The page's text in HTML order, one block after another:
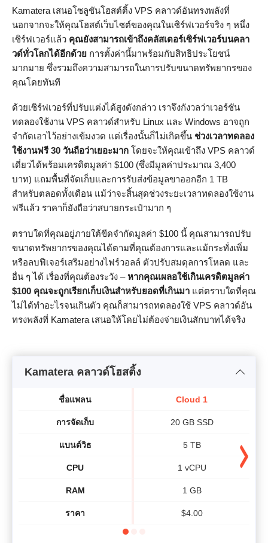
Kamatera เสนอโซลูชันโฮสต์ติ้ง VPS คลาวด์อันทรงพลังที่
นอกจากจะให้คุณโฮสต์เว็บไซต์ของคุณในเซิร์ฟเวอร์จริง ๆ หนึ่ง
เซิร์ฟเวอร์แล้ว คุณยังสามารถเข้าถึงคลัสเตอร์เซิร์ฟเวอร์บนคลา
วด์ทั่วโลกได้อีกด้วย การตั้งค่านี้มาพร้อมกับสิทธิประโยชน์
มากมาย ซึ่งรวมถึงความสามารถในการปรับขนาดทรัพยากรของ
คุณโดยทันที
ด้วยเซิร์ฟเวอร์ที่ปรับแต่งได้สูงดังกล่าว เราจึงกังวลว่าเวอร์ชัน
ทดลองใช้งาน VPS คลาวด์สำหรับ Linux และ Windows อาจถูก
จำกัดเอาไว้อย่างเข้มงวด แต่เรื่องนั้นก็ไม่เกิดขึ้น ช่วงเวลาทดลอง
ใช้งานฟรี 30 วันถือว่าเยอะมาก โดยจะให้คุณเข้าถึง VPS คลาวด์
เดี่ยวได้พร้อมเครดิตมูลค่า $100 (ซึ่งมีมูลค่าประมาณ 3,400
บาท) แถมพื้นที่จัดเก็บและการรับส่งข้อมูลขาออกอีก 1 TB
สำหรับตลอดทั้งเดือน แม้ว่าจะสิ้นสุดช่วงระยะเวลาทดลองใช้งาน
ฟรีแล้ว ราคาก็ยังถือว่าสบายกระเป๋ามาก ๆ
ตราบใดที่คุณอยู่ภายใต้ขีดจำกัดมูลค่า $100 นี้ คุณสามารถปรับ
ขนาดทรัพยากรของคุณได้ตามที่คุณต้องการและแม้กระทั่งเพิ่ม
หรือลบฟีเจอร์เสริมอย่างไฟร์วอลล์ ตัวปรับสมดุลการโหลด และ
อื่น ๆ ได้ เรื่องที่คุณต้องระวัง –หากคุณเผลอใช้เกินเครดิตมูลค่า
$100 คุณจะถูกเรียกเก็บเงินสำหรับยอดที่เกินมา แต่ตราบใดที่คุณ
ไม่ได้ทำอะไรจนเกินตัว คุณก็สามารถทดลองใช้ VPS คลาวด์อัน
ทรงพลังที่ Kamatera เสนอให้โดยไม่ต้องจ่ายเงินสักบาทได้จริง
Kamatera คลาวด์โฮสติ้ง
ชื่อแพลน
การจัดเก็บ
แบนด์วิธ​
CPU
RAM
ราคา
Cloud 1
20 GB SSD
5 TB
1 vCPU
1 GB
$4.00